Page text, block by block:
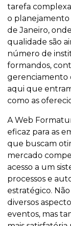
tarefa
o planejamento
de Janeiro,
qualidade são
número de
formandos,
gerenciamento
aqui que
como as
A Web
eficaz para as
que buscam
mercado
acesso a um
processos e
estratégico.
diversos
eventos, mas